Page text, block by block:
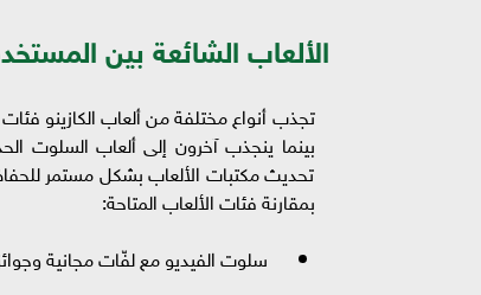
الألعاب الشائعة بين
تجذب أنواع مختلفة من ألعاب الكازينو
بينما ينجذب آخرون إلى ألعاب السلوت
تحديث مكتبات الألعاب بشكل مستمر
بمقارنة فئات الألعاب المتاحة:
سلوت الفيديو مع لفّات مجانية